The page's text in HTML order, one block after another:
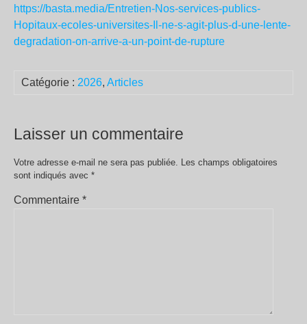
https://basta.media/Entretien-Nos-services-publics-
Hopitaux-ecoles-universites-Il-ne-s-agit-plus-d-une-lente-
degradation-on-arrive-a-un-point-de-rupture
Catégorie : 2026, Articles
Laisser un commentaire
Votre adresse e-mail ne sera pas publiée. Les champs obligatoires
sont indiqués avec *
Commentaire *